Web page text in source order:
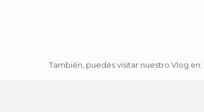
También, puedes visitar nuestro Vlog en: